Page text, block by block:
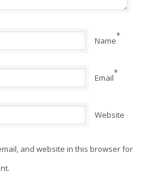
Name*
Email*
Website
and website in this browser for